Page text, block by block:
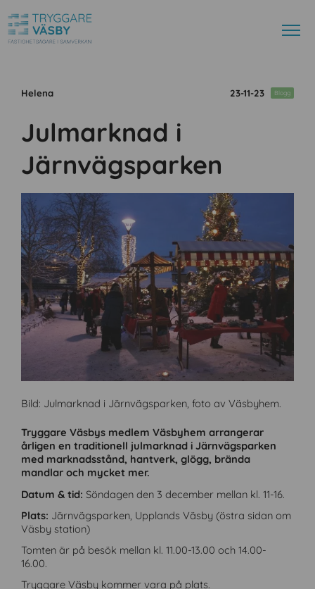
23-11-23
Julmarknad i
Järnvägsparken
Helena Blogg
L
d
a
n
e
d
s
m
P
D
F
Bild: Julmarknad i Järnvägsparken, foto av Väsbyhem.
L
a
d
d
a
e
d
s
o
m
P
D
Tryggare Väsbys medlem Väsbyhem arrangerar
årligen en traditionell julmarknad i Järnvägsparken
med marknadsstånd, hantverk, glögg, brända
mandlar och mycket mer.
Datum & tid: Söndagen den 3 december mellan kl. 11-16.
Plats: Järnvägsparken, Upplands Väsby (östra sidan om
Väsby station)
Tomten är på besök mellan kl. 11.00-13.00 och 14.00-
16.00.
Tryggare Väsby kommer vara på plats.